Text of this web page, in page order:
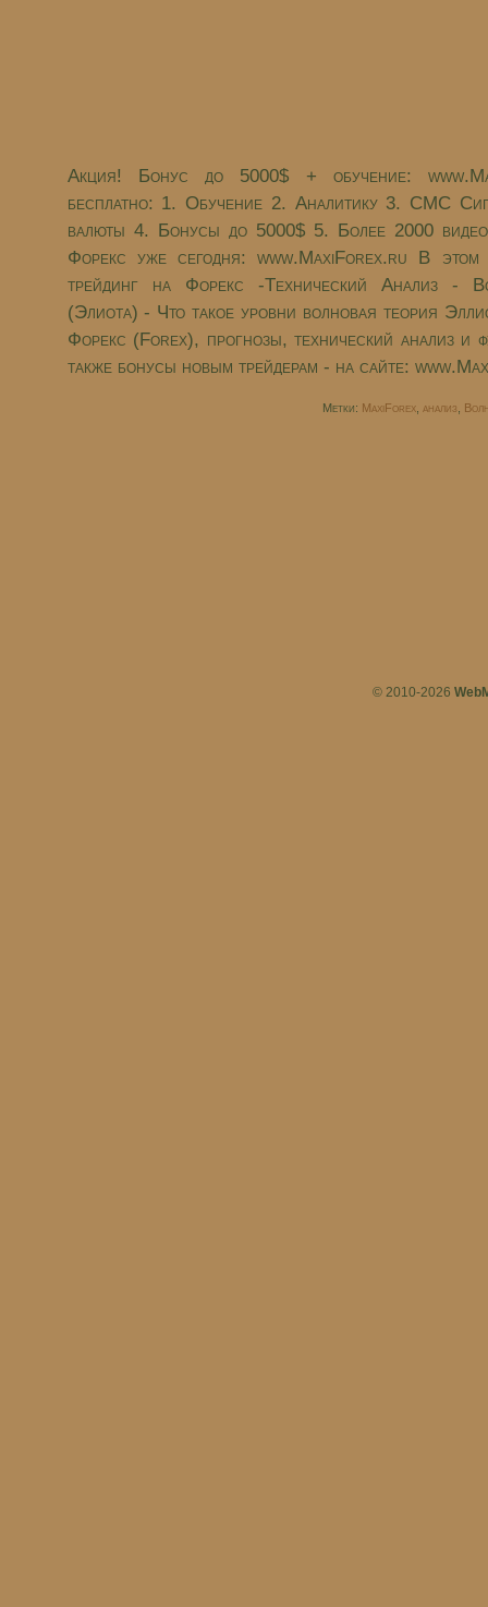
Акция! Бонус до 5000$ + обучение:
бесплатно: 1. Обучение 2. Aналитику 3. СМС
валюты 4. Бонусы до 5000$ 5. Более 2000 видео
Форекс уже сегодня: www.MaxiForex.ru В этом
трейдинг на Форекс -Технический Анализ -
(Элиота) - Что такое уровни волновая теория
Форекс (Forex), прогнозы, технический анализ и
также бонусы новым трейдерам - на сайте:
Метки: MaxiForex, анализ
© 2010-2026